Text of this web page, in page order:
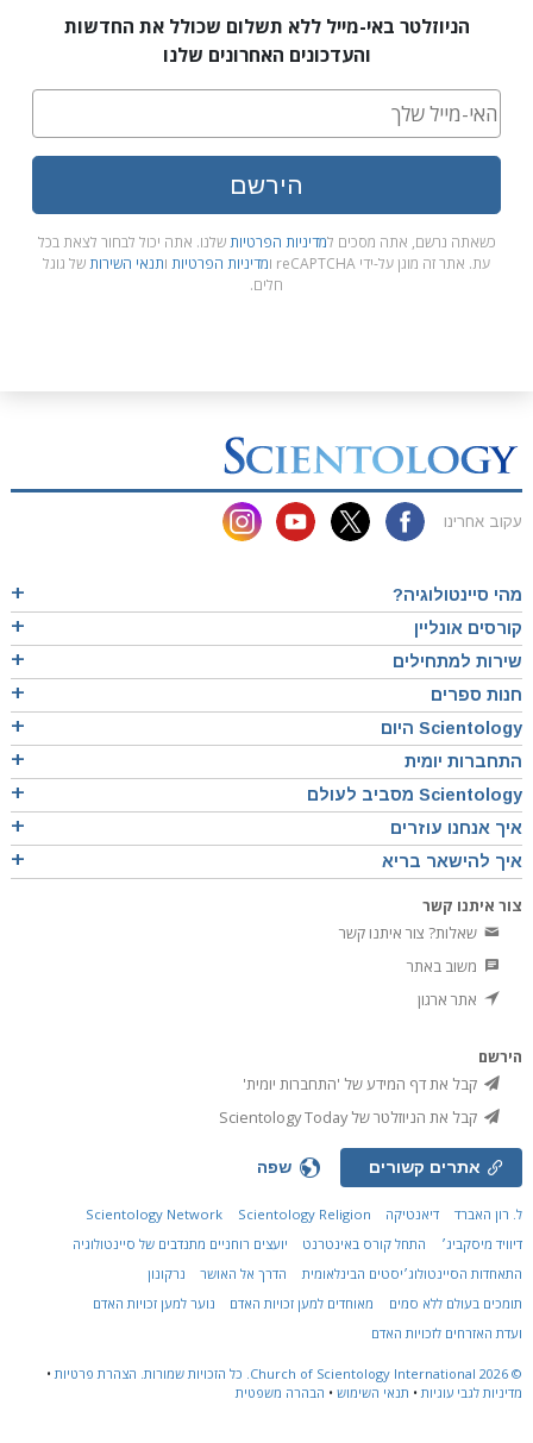
הניוזלטר באי-מייל ללא תשלום שכולל את החדשות
והעדכונים האחרונים שלנו
הירשם
כשאתה נרשם, אתה מסכים למדיניות הפרטיותשלנו. אתה יכול לבחור לצאת בכל
עת. אתר זה מוגן על-ידי reCAPTCHA ו
מדיניות הפרטיות ותנאי השירותשל גוגל
חלים.
עקוב אחרינו
מהי סיינטולוגיה?
קורסים אונליין
שירות למתחילים
חנות ספרים
Scientology היום
התחברות יומית
Scientology מסביב לעולם
איך אנחנו עוזרים
איך להישאר בריא
צור איתנו קשר
שאלות? צור איתנו קשר
משוב באתר
אתר ארגון
הירשם
קבל את דף המידע של 'התחברות יומית'
קבל את הניוזלטר של Scientology Today
אתרים קשורים שפה
ל. רון האברד דיאנטיקה Scientology Network
Scientology Religion
דיוויד מיסקביג׳
התחל קורס באינטרנט
יועצים רוחניים מתנדבים של סיינטולוגיה
התאחדות הסיינטולוג׳יסטים הבינלאומית
הדרך אל האושר
נרקונון
תומכים בעולם ללא סמים
מאוחדים למען זכויות האדם
נוער למען זכויות האדם
ועדת האזרחים לזכויות האדם
© 2026
Church of Scientology International. כל הזכויות שמורות. הצהרת פרטיות•
מדיניות לגבי עוגיות• תנאי השימוש • הבהרה משפטית